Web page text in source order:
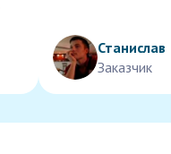
Станислав
Заказчик